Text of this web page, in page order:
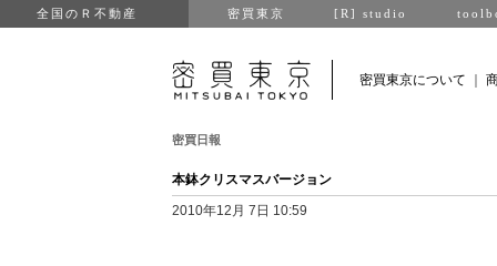
全国のＲ不動産 密買東京 [R] studio
密買東京について
密買日報
本鉢クリスマスバージョン
2010年12月 7日 10:59